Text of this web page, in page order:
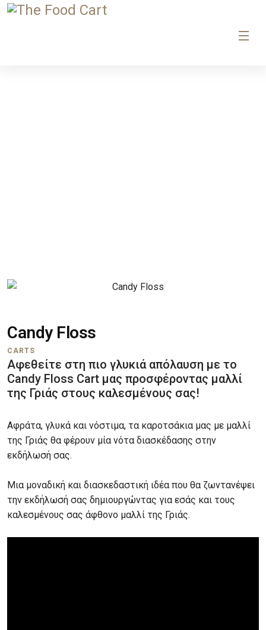
Candy Floss
CARTS
Αφεθείτε στη πιο γλυκιά απόλαυση με το
Candy Floss Cart μας προσφέροντας μαλλί
της Γριάς στους καλεσμένους σας!
Αφράτα, γλυκά και νόστιμα, τα καροτσάκια μας με μαλλί
της Γριάς θα φέρουν μία νότα διασκέδασης στην
εκδήλωσή σας.
Μια μοναδική και διασκεδαστική ιδέα που θα ζωντανέψει
την εκδήλωσή σας δημιουργώντας για εσάς και τους
καλεσμένους σας άφθονο μαλλί της Γριάς.